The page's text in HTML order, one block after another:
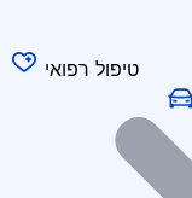
טיפול רפואי